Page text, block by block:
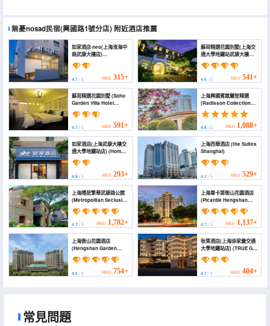
無憂nosad民宿(興國路1號分店) 附近酒店推薦
如家酒店·neo(上海淮海中
路武康大樓店)
(Homeinn（Shanghai
Huaihaizhong Road
WuKang Building）)
4.7 / 5 HKD 315+
蘇荷精選花園別墅(上海交
通大學地鐵站武康大樓旗
艦店) (Soho Garden Villa
Hotel (Shanghai
Jiaotong University
Metro Station
Flagship))
4.6/ 5 HKD 541+
蘇荷精選花園別墅 (Soho
Garden Villa Hotel
(Shanghai Huaihai
Road Flagship))
4.7 / 5 HKD 591+
上海興國賓館麗笙精選
(Radisson Collection
Hotel,Xing Guo
Shanghai)
4.8/ 5 HKD 1,088+
如家酒店(上海武康大樓交
通大學地鐵站店) (Home
Inn · Shanghai Wukang
Building Jiaotong
University Metro
Station)
4.6 / 5 HKD 293+
上海西華酒店 (the Suites
Shanghai)
4.1/ 5 HKD 529+
上海隱居繁華武康路公館
(Metropolitan Seclusive
Life In Wukang rd
Shanghai)
4.7 / 5 HKD 1,782+
上海畢卡第衡山花園酒店
(Picardie Hengshan
Garden Hotel)
4.7/ 5 HKD 1,137+
上海衡山花園酒店
(Hengshan Garden
Hotel)
4.6 / 5 HKD 754+
秋果酒店(上海徐家彙交通
大學地鐵站店) (TRUE GO
Hotel (Shanghai
Xujiahui Jiaotong
University Subway
Station))
4.7/ 5 HKD 404+
常見問題